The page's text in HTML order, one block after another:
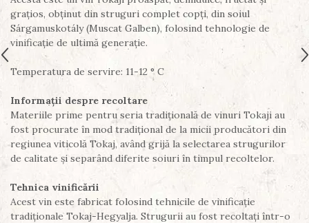
grațios, obținut din struguri complet copți, din soiul
Sárgamuskotály (Muscat Galben), folosind tehnologie de
vinificație de ultimă generație.
Temperatura de servire: 11-12 ° C
Informații despre recoltare
Materiile prime pentru seria tradițională de vinuri Tokaji au
fost procurate în mod tradițional de la micii producători din
regiunea viticolă Tokaj, având grijă la selectarea strugurilor
de calitate și separând diferite soiuri în timpul recoltelor.
Tehnica vinificării
Acest vin este fabricat folosind tehnicile de vinificație
tradiționale Tokaj-Hegyalja. Strugurii au fost recoltați într-o